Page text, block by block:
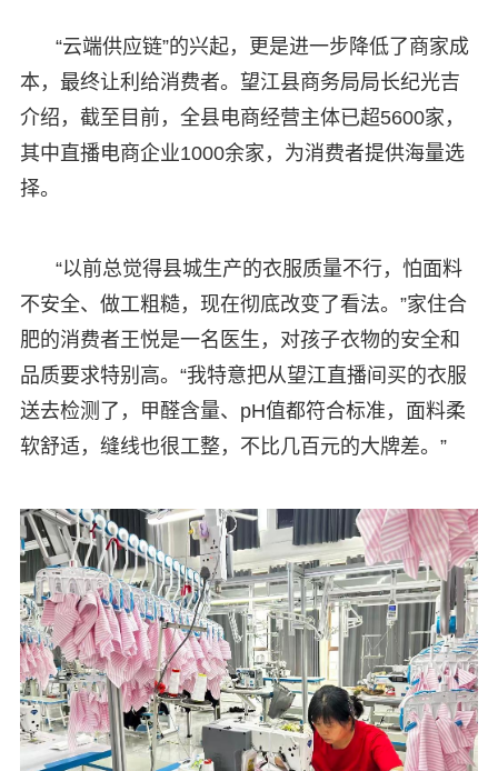
“云端供应链”的兴起，更是进一步降低了商家成
本，最终让利给消费者。望江县商务局局长纪光吉
介绍，截至目前，全县电商经营主体已超5600家，
其中直播电商企业1000余家，为消费者提供海量选
择。
“以前总觉得县城生产的衣服质量不行，怕面料
不安全、做工粗糙，现在彻底改变了看法。”家住合
肥的消费者王悦是一名医生，对孩子衣物的安全和
品质要求特别高。“我特意把从望江直播间买的衣服
送去检测了，甲醛含量、pH值都符合标准，面料柔
软舒适，缝线也很工整，不比几百元的大牌差。”